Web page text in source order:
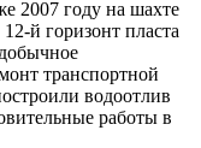
2007 году на шахте
й горизонт пласта
транспортной
водоотлив
работы в